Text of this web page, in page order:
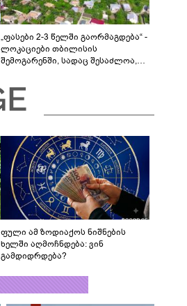
„ფასები 2-3 წელში გაორმაგდება“ -
ლოკაციები თბილისის
შემოგარენში, სადაც შესაძლოა,
ფული ამ ზოდიაქოს ნიშნების
ხელში აღმოჩნდება: ვინ
გამდიდრდება?